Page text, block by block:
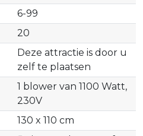
6-99
20
Deze attractie is door u
zelf te plaatsen
1 blower van 1100 Watt,
230V
130 x 110 cm